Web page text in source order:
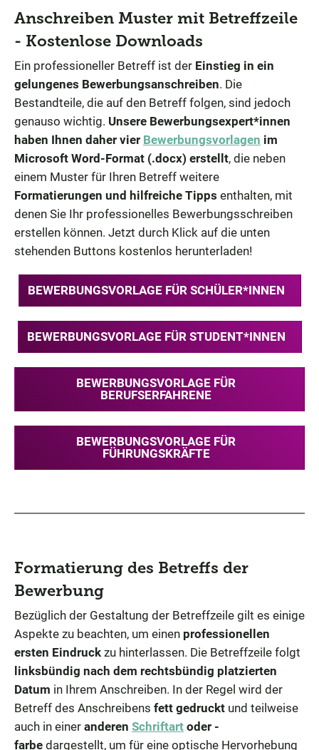
Anschreiben Muster mit Betreffzeile
- Kostenlose Downloads
Ein professioneller Betreff ist der Einstieg in ein
gelungenes Bewerbungsanschreiben. Die
Bestandteile, die auf den Betreff folgen, sind jedoch
genauso wichtig. Unsere Bewerbungsexpert*innen
haben Ihnen daher vier Bewerbungsvorlagen im
Microsoft Word-Format (.docx) erstellt, die neben
einem Muster für Ihren Betreff weitere
Formatierungen und hilfreiche Tipps enthalten, mit
denen Sie Ihr professionelles Bewerbungsschreiben
erstellen können. Jetzt durch Klick auf die unten
stehenden Buttons kostenlos herunterladen!
BEWERBUNGSVORLAGE FÜR SCHÜLER*INNEN
BEWERBUNGSVORLAGE FÜR STUDENT*INNEN
BEWERBUNGSVORLAGE FÜR
BERUFSERFAHRENE
BEWERBUNGSVORLAGE FÜR
FÜHRUNGSKRÄFTE
Formatierung des Betreffs der
Bewerbung
Bezüglich der Gestaltung der Betreffzeile gilt es einige
Aspekte zu beachten, um einen professionellen
ersten Eindruck zu hinterlassen. Die Betreffzeile folgt
linksbündig nach dem rechtsbündig platzierten
Datum in Ihrem Anschreiben. In der Regel wird der
Betreff des Anschreibens fett gedruckt und teilweise
auch in einer anderen Schriftart oder -
farbe dargestellt, um für eine optische Hervorhebung